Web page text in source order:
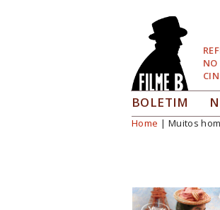
NO
BOLETIM
Você está
Home | Muitos